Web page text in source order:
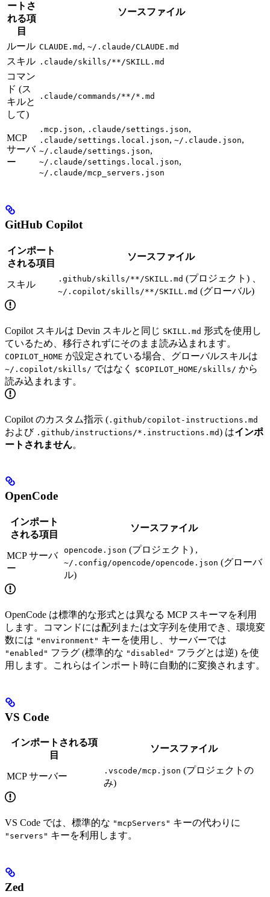
ートさ
れる項
目
ソースファイル
ルール CLAUDE.md , ~/.claude/CLAUDE.md
スキル .claude/skills/**/SKILL.md
コマン
ド (ス
キルと
して)
.claude/commands/**/*.md
MCP
サーバ
ー
.mcp.json, .claude/settings.json,
.claude/settings.local.json, ~/.claude.json,
~/.claude/settings.json,
~/.claude/settings.local.json,
~/.claude/mcp_servers.json
GitHub Copilot
インポート
される項目
ソースファイル
スキル
.github/skills/**/SKILL.md (プロジェクト) 、
~/.copilot/skills/**/SKILL.md (グローバル)
Copilot スキルは Devin スキルと同じ SKILL.md 形式を使用し
ているため、移行されずにそのまま読み込まれます。
COPILOT_HOME が設定されている場合、グローバルスキルは
~/.copilot/skills/ ではなく $COPILOT_HOME/skills/ から
読み込まれます。
Copilot のカスタム指示 ( .github/copilot-instructions.md
および .github/instructions/*.instructions.md) はインポ
ートされません。
OpenCode
インポート
される項目
ソースファイル
MCP サーバ
ー
opencode.json (プロジェクト) ,
~/.config/opencode/opencode.json (グローバ
ル)
OpenCode は標準的な形式とは異なる MCP スキーマを利用
します。コマンドには配列または文字列を使用でき、環境変
数には "environment" キーを使用し、サーバーでは
"enabled" フラグ (標準的な "disabled" フラグとは逆) を使
用します。これらはインポート時に自動的に変換されます。
VS Code
インポートされる項
目
ソースファイル
MCP サーバー
.vscode/mcp.json (プロジェクトの
み)
VS Code では、標準的な "mcpServers" キーの代わりに
"servers" キーを利用します。
Zed